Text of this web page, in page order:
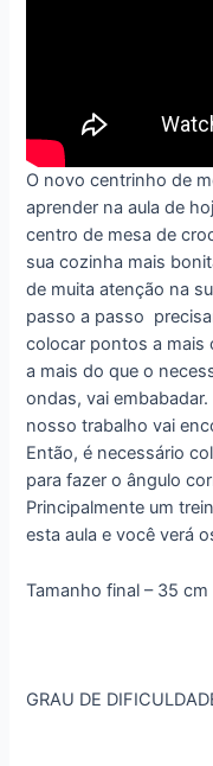
O novo centrinho de
aprender na aula de
centro de mesa de
sua cozinha mais
de muita atenção na
passo a passo
colocar pontos a mais
a mais do que o
ondas, vai
nosso trabalho vai
Então, é necessário
para fazer o ângulo
Principalmente um
esta aula e você verá
Tamanho final – 35 cm
GRAU DE